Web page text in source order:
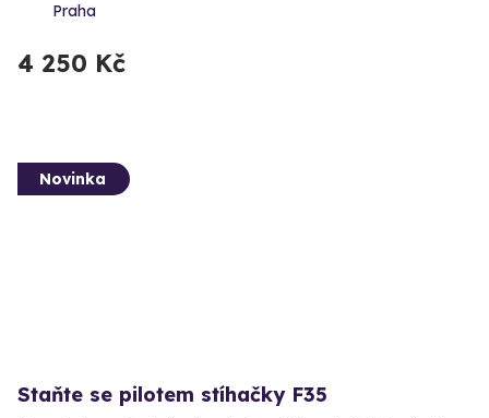
Praha
4 250 Kč
Novinka
Staňte se pilotem stíhačky F35